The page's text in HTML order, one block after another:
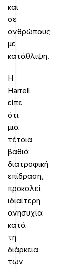
και
σε
ανθρώπους
με
κατάθλιψη.
Η
Harrell
είπε
ότι
μια
τέτοια
βαθιά
διατροφική
επίδραση,
προκαλεί
ιδιαίτερη
ανησυχία
κατά
τη
διάρκεια
των